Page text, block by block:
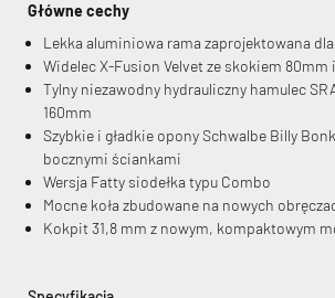
Główne cechy
Lekka aluminiowa rama zaprojektowana dla
Widelec X-Fusion Velvet ze skokiem 80mm
Tylny niezawodny hydrauliczny hamulec
160mm
Szybkie i gładkie opony Schwalbe Billy
bocznymi ściankami
Wersja Fatty siodełka typu Combo
Mocne koła zbudowane na nowych
Kokpit 31,8 mm z nowym, kompaktowym